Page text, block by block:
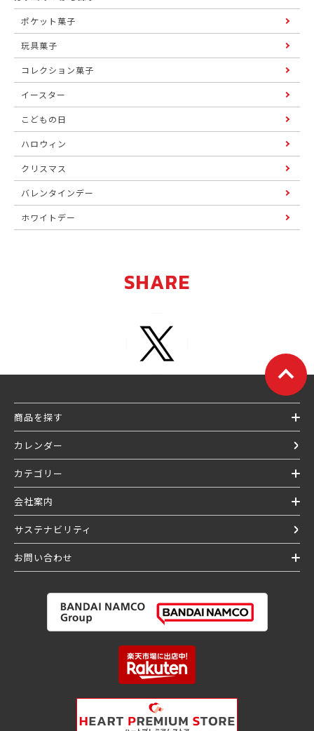
ポケット菓子
玩具菓子
コレクション菓子
イースター
こどもの日
ハロウィン
クリスマス
バレンタインデー
ホワイトデー
SHARE
商品を探す
カレンダー
カテゴリー
会社案内
サステナビリティ
お問い合わせ